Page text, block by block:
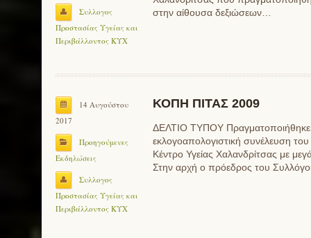
Συλλογος
Προστασίας Υγείας και
Περιβάλλοντος ΚΥΧ
στην αίθουσα δεξιώσεων…
14 Αυγούστου
2017
Προηγούμενες
Εκδηλώσεις
Συλλογος
Προστασίας Υγείας και
Περιβάλλοντος ΚΥΧ
ΚΟΠΗ ΠΙΤΑΣ 2009
ΔΕΛΤΙΟ ΤΥΠΟΥ Πραγματοποιήθηκε
εκλογοαπολογιστική συνέλευση
Κέντρο Υγείας Χαλανδρίτσας με
Στην αρχή ο πρόεδρος του